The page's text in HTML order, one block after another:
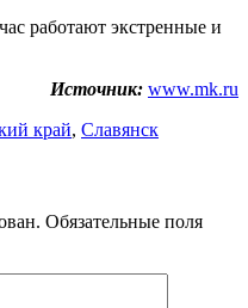
работают экстренные и
Источник: www.mk.ru
край, Славянск
Обязательные поля